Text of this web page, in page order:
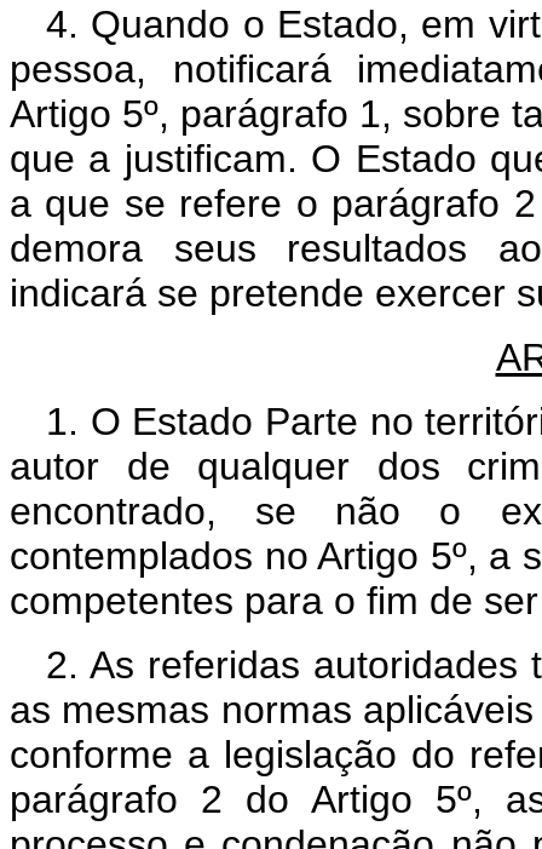
4. Quando o Estado, em
pessoa, notificará
Artigo 5º, parágrafo 1, sobre
que a justificam. O Estado
a que se refere o parágrafo
demora seus resultados
indicará se pretende exercer
1. O Estado Parte no
autor de qualquer dos
encontrado, se não o
contemplados no Artigo 5º, a
competentes para o fim de
2. As referidas autoridades
as mesmas normas
conforme a legislação do
parágrafo 2 do Artigo 5º,